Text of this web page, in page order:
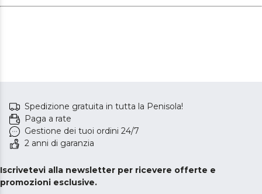
Spedizione gratuita in tutta la Penisola!
Paga a rate
Gestione dei tuoi ordini 24/7
2 anni di garanzia
Iscrivetevi alla newsletter per ricevere offerte e
promozioni esclusive.